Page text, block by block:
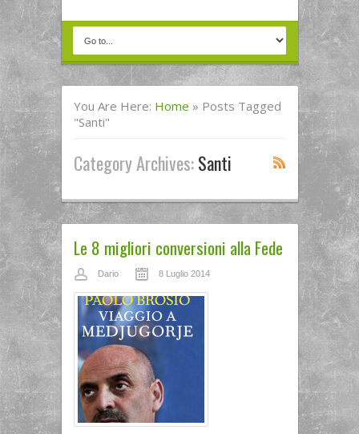
You Are Here: Home » Posts Tagged
"Santi"
Category Archives:Santi
Le 8 migliori conversioni alla Fede
Dario 8 Luglio 2014